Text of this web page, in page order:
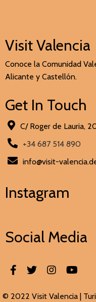
Visit Valencia
Conoce la Comunidad
Alicante y Castellón.
Get In Touch
C/ Roger de Lauria,
+34 687 514 890
info@visit-
Instagram
Social Media
© 2022 Visit Valencia |